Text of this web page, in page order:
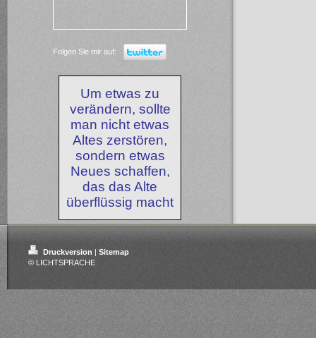
Folgen Sie mir auf:
Um etwas zu
verändern, sollte
man nicht etwas
Altes zerstören,
sondern etwas
Neues schaffen,
das das Alte
überflüssig macht
Druckversion
Sitemap
© LICHTSPRACHE